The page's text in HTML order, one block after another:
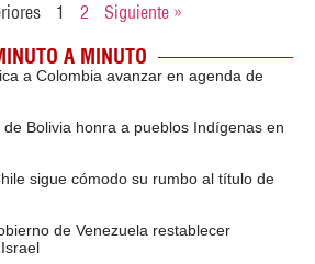
1 2 Siguiente »
A MINUTO
a Colombia avanzar en agenda de
Bolivia honra a pueblos Indígenas en
sigue cómodo su rumbo al título de
de Venezuela restablecer